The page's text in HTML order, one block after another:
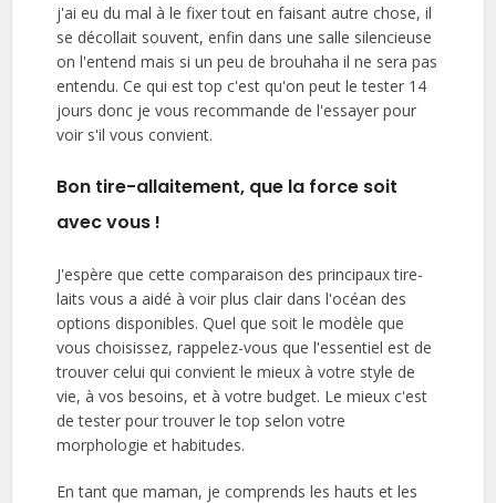
j'ai eu du mal à le fixer tout en faisant autre chose, il
se décollait souvent, enfin dans une salle silencieuse
on l'entend mais si un peu de brouhaha il ne sera pas
entendu. Ce qui est top c'est qu'on peut le tester 14
jours donc je vous recommande de l'essayer pour
voir s'il vous convient.
Bon tire-allaitement, que la force soit
avec vous !
J'espère que cette comparaison des principaux tire-
laits vous a aidé à voir plus clair dans l'océan des
options disponibles. Quel que soit le modèle que
vous choisissez, rappelez-vous que l'essentiel est de
trouver celui qui convient le mieux à votre style de
vie, à vos besoins, et à votre budget. Le mieux c'est
de tester pour trouver le top selon votre
morphologie et habitudes.
En tant que maman, je comprends les hauts et les